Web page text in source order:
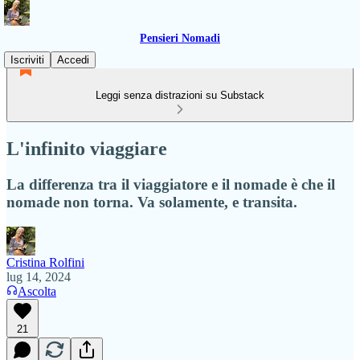
Pensieri Nomadi
Iscriviti
Accedi
Leggi senza distrazioni su Substack
L'infinito viaggiare
La differenza tra il viaggiatore e il nomade è che il
nomade non torna. Va solamente, e transita.
Cristina Rolfini
lug 14, 2024
Ascolta
21